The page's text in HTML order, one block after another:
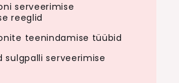
serveerimise
reeglid
teenindamise tüübid
sulgpalli serveerimise